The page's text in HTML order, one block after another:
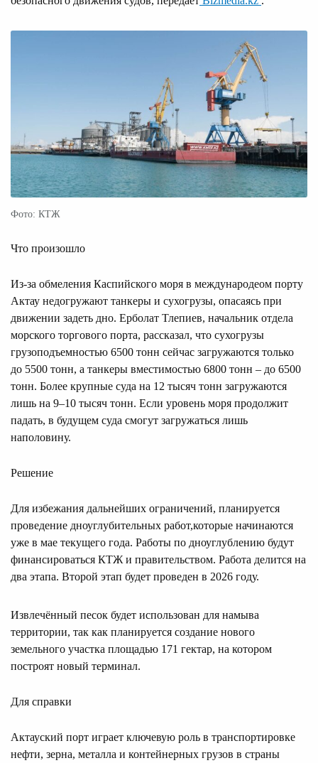
Фото: КТЖ
Что произошло
Из-за обмеления Каспийского моря в международеом порту
Актау недогружают танкеры и сухогрузы, опасаясь при
движении задеть дно. Ерболат Тлепиев, начальник отдела
морского торгового порта, рассказал, что сухогрузы
грузоподъемностью 6500 тонн сейчас загружаются только
до 5500 тонн, а танкеры вместимостью 6800 тонн – до 6500
тонн. Более крупные суда на 12 тысяч тонн загружаются
лишь на 9–10 тысяч тонн. Если уровень моря продолжит
падать, в будущем суда смогут загружаться лишь
наполовину.
Решение
Для избежания дальнейших ограничений, планируется
проведение дноуглубительных работ,которые начинаются
уже в мае текущего года. Работы по дноуглублению будут
финансироваться КТЖ и правительством. Работа делится на
два этапа. Второй этап будет проведен в 2026 году.
Извлечённый песок будет использован для намыва
территории, так как планируется создание нового
земельного участка площадью 171 гектар, на котором
построят новый терминал.
Для справки
Актауский порт играет ключевую роль в транспортировке
нефти, зерна, металла и контейнерных грузов в страны